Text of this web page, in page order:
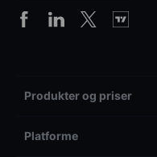
Produkter og priser
Platforme